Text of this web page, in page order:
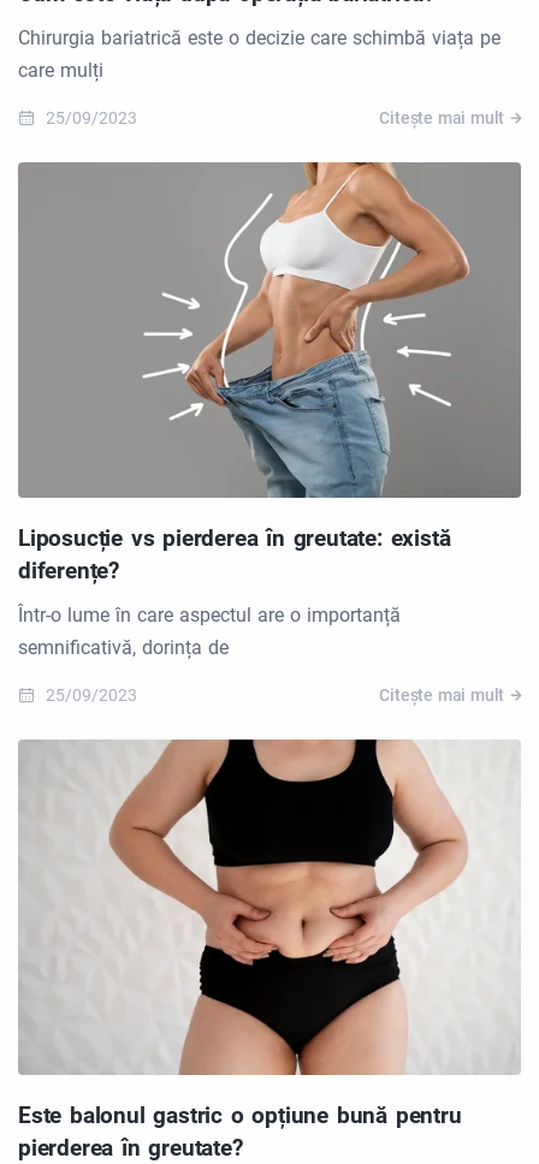
Chirurgia bariatrică este o decizie care schimbă viața pe
care mulți
25/09/2023 Citește mai mult
Liposucție vs pierderea în greutate: există
diferențe?
Într-o lume în care aspectul are o importanță
semnificativă, dorința de
25/09/2023 Citește mai mult
Este balonul gastric o opțiune bună pentru
pierderea în greutate?